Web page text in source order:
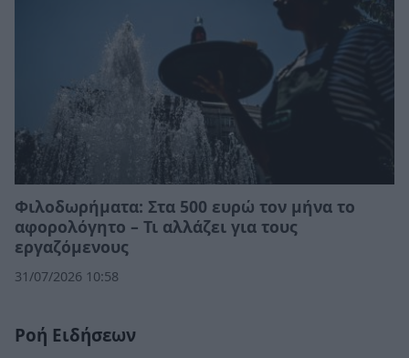
Φιλοδωρήματα: Στα 500 ευρώ τον μήνα το
αφορολόγητο – Τι αλλάζει για τους
εργαζόμενους
31/07/2026 10:58
Ροή Ειδήσεων